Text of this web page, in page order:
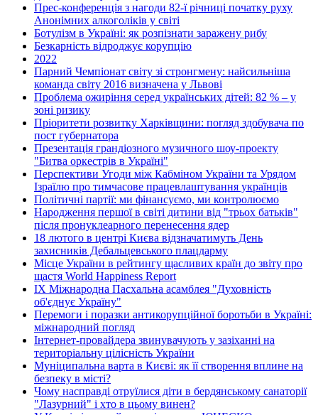
Прес-конференція з нагоди 82-ї річниці початку руху
Анонімних алкоголіків у світі
Ботулізм в Україні: як розпізнати заражену рибу
Безкарність відроджує корупцію
2022
Парний Чемпіонат світу зі стронгмену: найсильніша
команда світу 2016 визначена у Львові
Проблема ожиріння серед українських дітей: 82 % – у
зоні ризику
Пріоритети розвитку Харківщини: погляд здобувача по
пост губернатора
Презентація грандіозного музичного шоу-проекту
"Битва оркестрів в Україні"
Перспективи Угоди між Кабміном України та Урядом
Ізраїлю про тимчасове працевлаштування українців
Політичні партії: ми фінансуємо, ми контролюємо
Народження першої в світі дитини від "трьох батьків"
після пронуклеарного перенесення ядер
18 лютого в центрі Києва відзначатимуть День
захисників Дебальцевського плацдарму
Місце України в рейтингу щасливих країн до звіту про
щастя World Happiness Report
ІХ Міжнародна Пасхальна асамблея "Духовність
об'єднує Україну"
Перемоги і поразки антикорупційної боротьби в Україні:
міжнародний погляд
Інтернет-провайдера звинувачують у зазіханні на
територіальну цілісність України
Муніципальна варта в Києві: як її створення вплине на
безпеку в місті?
Чому насправді отруїлися діти в бердянському санаторії
"Лазурний" і хто в цьому винен?